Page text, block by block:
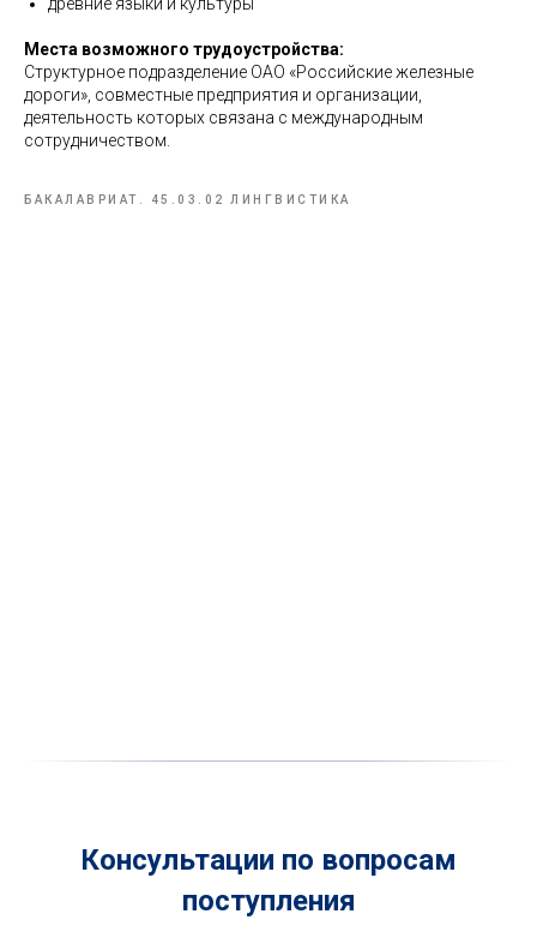
Места возможного трудоустройства:
Структурное подразделение ОАО «Российские железные
дороги», совместные предприятия и организации,
деятельность которых связана с международным
сотрудничеством.
БАКАЛАВРИАТ. 45.03.02 ЛИНГВИСТИКА
Консультации по вопросам
поступления